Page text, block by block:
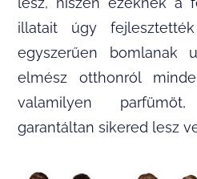
illatait úgy
egyszerűen bomlanak
elmész otthonról
valamilyen
garantáltan sikered lesz